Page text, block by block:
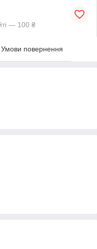
— 100 ₴
Умови повернення